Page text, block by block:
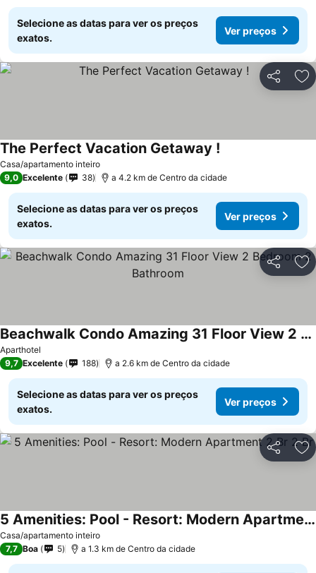
Selecione as datas para ver os preços
exatos.
Ver preços
Partilhar
Casa/apartamento inteiro
The Perfect Vacation Getaway !
9,0 Excelente 38 a 4.2 km de Centro da cidade
Selecione as datas para ver os preços
exatos.
Ver preços
Partilhar
Aparthotel
Beachwalk Condo Amazing 31 Floor View 2 Bedroom 2 Bathroom
9,7 Excelente 188 a 2.6 km de Centro da cidade
Selecione as datas para ver os preços
exatos.
Ver preços
Partilhar
Casa/apartamento inteiro
5 Amenities: Pool - Resort: Modern Apartment 2 Br 2 Br
7,7 Boa 5 a 1.3 km de Centro da cidade